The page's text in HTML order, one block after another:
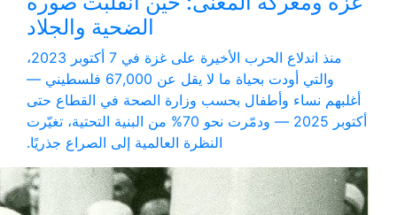
الضحية والجلاد
منذ اندلاع الحرب الأخيرة على غزة في 7 أكتوبر 2023،
والتي أودت بحياة ما لا يقل عن 67,000 فلسطيني —
أغلبهم نساء وأطفال بحسب وزارة الصحة في القطاع حتى
أكتوبر 2025 — ودمّرت نحو 70% من البنية التحتية، تغيّرت
النظرة العالمية إلى الصراع جذريًا.